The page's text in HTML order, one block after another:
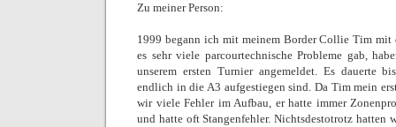
Zu meiner Person:
1999 begann ich mit meinem Border Collie Tim
es sehr viele parcourtechnische Probleme gab,
unserem ersten Turnier angemeldet. Es dauerte
endlich in die A3 aufgestiegen sind. Da Tim mein
wir viele Fehler im Aufbau, er hatte immer
und hatte oft Stangenfehler. Nichtsdestotrotz hatten